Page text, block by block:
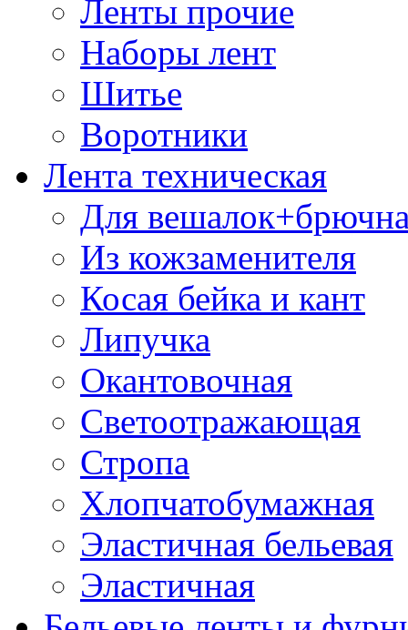
Ленты прочие
Наборы лент
Шитье
Воротники
Лента техническая
Для
Из кожзаменителя
Косая бейка и кант
Липучка
Окантовочная
Светоотражающая
Стропа
Хлопчатобумажная
Эластичная бельевая
Эластичная